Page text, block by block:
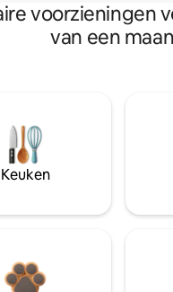
voorzieningen
van een
Keuken